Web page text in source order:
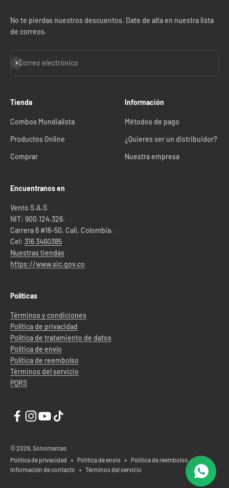
No te pierdas nuestros descuentos. Date de alta en nuestra lista
de correos.
Correo electrónico
Suscribirse
Tienda
Combos Mundialista
Productos Online
Comprar
Información
Métodos de pago
¿Quieres ser un distribuidor?
Nuestra empresa
Encuentranos en
Vento S.A.S
NIT: 900.124.326.
Carrera 6 #16-50, Cali, Colombia.
Cel: 316 3460385
Nuestras tiendas
https://www.sic.gov.co
Políticas
Términos y condiciones
Política de privacidad
Política de tratamiento de datos
Política de envío
Política de reembolso
Términos del servicio
PQRS
© 2026, Sonomarcas.
Política de privacidad
Política de envío
Política de reembolso
Información de contacto
Términos del servicio